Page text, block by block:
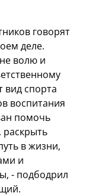
говорят
деле.
волю и
спорта
воспитания
помочь
раскрыть
в жизни,
и
- подбодрил